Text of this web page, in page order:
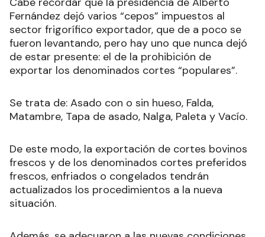
Fernández dejó varios “cepos” impuestos al
sector frigorífico exportador, que de a poco se
fueron levantando, pero hay uno que nunca dejó
de estar presente: el de la prohibición de
exportar los denominados cortes “populares”.
Se trata de: Asado con o sin hueso, Falda,
Matambre, Tapa de asado, Nalga, Paleta y Vacío.
De este modo, la exportación de cortes bovinos
frescos y de los denominados cortes preferidos
frescos, enfriados o congelados tendrán
actualizados los procedimientos a la nueva
situación.